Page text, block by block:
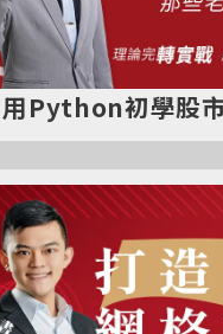
Python初學股